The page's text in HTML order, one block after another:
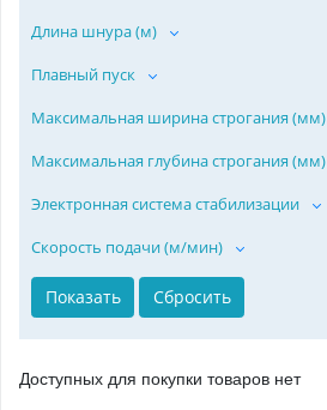
Длина шнура (м)
Плавный пуск
Максимальная ширина строгания (мм)
Максимальная глубина строгания (мм)
Электронная система стабилизации
Скорость подачи (м/мин)
Доступных для покупки товаров нет